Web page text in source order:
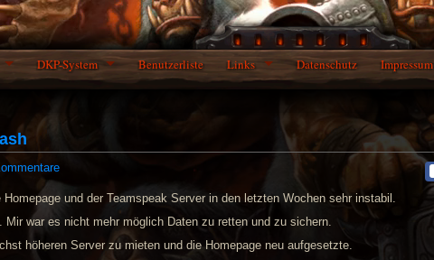
DKP-System Benutzerliste Links Datenschutz Impressum
und der Teamspeak Server in den letzten Wochen sehr instabil.
war es nicht mehr möglich Daten zu retten und zu sichern.
höheren Server zu mieten und die Homepage neu aufgesetzte.